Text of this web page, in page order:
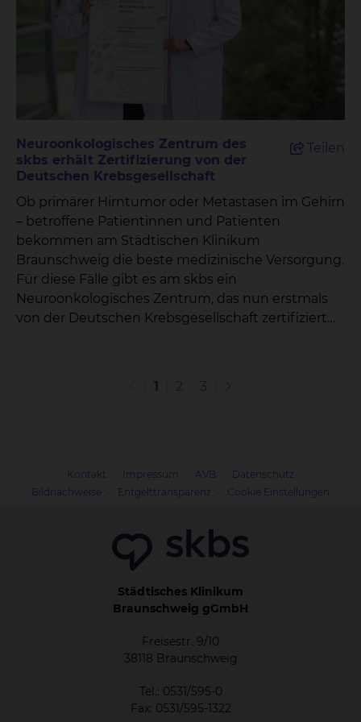
unterschätztes Risiko auf: Das Schlucken nach
vertrauensvoll an uns wenden“, sagt PD Dr.
Therapiekonzepten und interdisziplinärer
Zusammenarbeit – immer mit dem Ziel,
Das Klinikum Braunschweig belegt im stern-
Gesamtranking Platz 52 von über 2400
bewerteten Krankenhäusern und gehört damit zu
den besten 2 % bundesweit. Die stern-Klinikliste
wurde in Kooperation mit dem unabhängigen
Rechercheinstitut MINQ erstellt. Bewertet wurden
medizinische Reputation, Qualitätsberichte,
Neuroonkologisches Zentrum des
skbs erhält Zertifizierung von der
Deutschen Krebsgesellschaft
Teilen
Ob primärer Hirntumor oder Metastasen im Gehirn
– betroffene Patientinnen und Patienten
bekommen am Städtischen Klinikum
Braunschweig die beste medizinische Versorgung.
Für diese Fälle gibt es am skbs ein
Neuroonkologisches Zentrum, das nun erstmals
von der Deutschen Krebsgesellschaft zertifiziert
1
Kontakt Impressum AVB
Datenschutz
Bildnachweise
Entgelttransparenz Cookie Einstellungen
Städtisches Klinikum
Braunschweig gGmbH
Freisestr. 9/10
38118 Braunschweig
Tel.: 0531/595-0
Fax: 0531/595-1322